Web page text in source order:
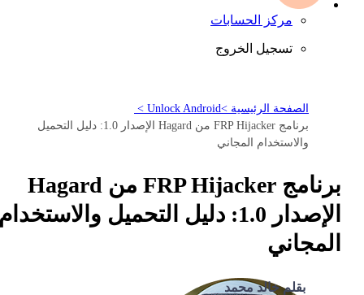
مركز الحسابات
تسجيل الخروج
الصفحة الرئيسية >Unlock Android >
برنامج FRP Hijacker من Hagard الإصدار 1.0: دليل التحميل
والاستخدام المجاني
برنامج FRP Hijacker من Hagard
الإصدار 1.0: دليل التحميل
المجاني
بقلم خالد محمد